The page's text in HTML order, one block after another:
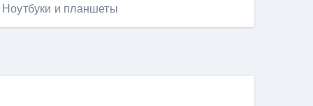
Ноутбуки и планшеты